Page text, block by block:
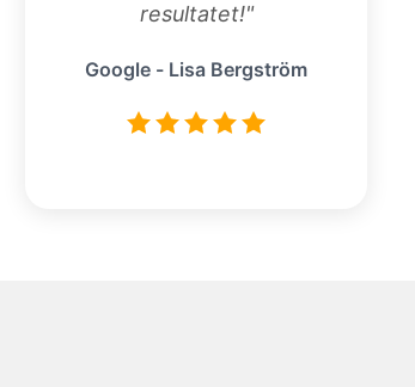
resultatet!"
Google - Lisa Bergström